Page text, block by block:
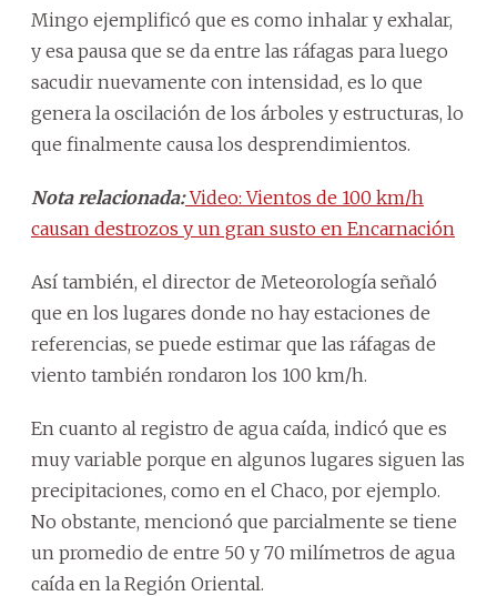
Mingo ejemplificó que es como inhalar y exhalar,
y esa pausa que se da entre las ráfagas para luego
sacudir nuevamente con intensidad, es lo que
genera la oscilación de los árboles y estructuras, lo
que finalmente causa los desprendimientos.
Nota relacionada:Video: Vientos de 100 km/h
causan destrozos y un gran susto en Encarnación
Así también, el director de Meteorología señaló
que en los lugares donde no hay estaciones de
referencias, se puede estimar que las ráfagas de
viento también rondaron los 100 km/h.
En cuanto al registro de agua caída, indicó que es
muy variable porque en algunos lugares siguen las
precipitaciones, como en el Chaco, por ejemplo.
No obstante, mencionó que parcialmente se tiene
un promedio de entre 50 y 70 milímetros de agua
caída en la Región Oriental.